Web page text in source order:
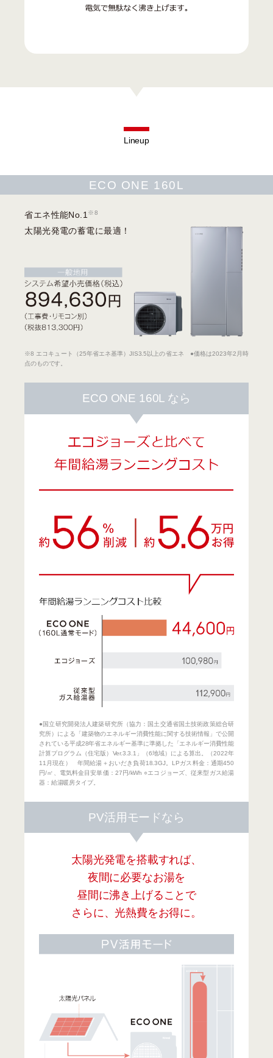
Lineup
ECO ONE 160L
省エネ性能No.1 ※8
太陽光発電の蓄電に最適！
※8 エコキュート（25年省エネ基準）JIS3.5以上の省エネ ●価格は2023年2月時
点のものです。
ECO ONE 160L なら
●国立研究開発法人建築研究所（協力：国土交通省国土技術政策総合研
究所）による「建築物のエネルギー消費性能に関する技術情報」で公開
されている平成28年省エネルギー基準に準拠した「エネルギー消費性能
計算プログラム（住宅版）Ver.3.3.1」（6地域）による算出。（2022年
11月現在） 年間給湯＋おいだき負荷18.3GJ。LPガス料金：通期450
円/㎥、電気料金目安単価：27円/kWh ○エコジョーズ、従来型ガス給湯
器：給湯暖房タイプ。
PV活用モードなら
太陽光発電を搭載すれば、
夜間に必要なお湯を
昼間に沸き上げることで
さらに、光熱費をお得に。